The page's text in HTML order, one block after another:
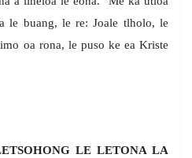
le buang, le re: Joale tlholo, le
oa rona, le puso ke ea Kriste
LE LETONA LA